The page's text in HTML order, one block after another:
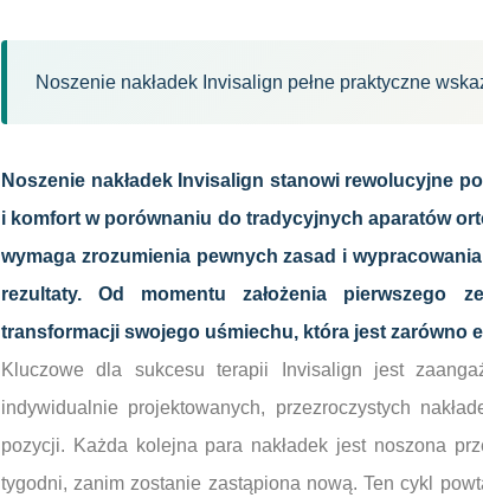
Noszenie nakładek Invisalign pełne praktyczne
Noszenie nakładek Invisalign stanowi rewolucyjne
i komfort w porównaniu do tradycyjnych aparatów
wymaga zrozumienia pewnych zasad i
rezultaty. Od momentu założenia pierwszego
transformacji swojego uśmiechu, która jest zarówno
Kluczowe dla sukcesu terapii Invisalign jest
indywidualnie projektowanych, przezroczystych
pozycji. Każda kolejna para nakładek jest noszona
tygodni, zanim zostanie zastąpiona nową. Ten cykl